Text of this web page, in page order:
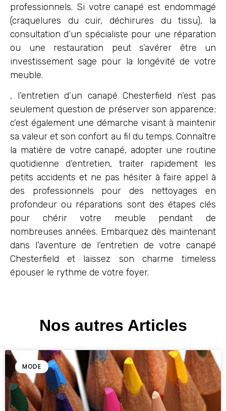
professionnels. Si votre canapé est endommagé
(craquelures du cuir, déchirures du tissu), la
consultation d’un spécialiste pour une réparation
ou une restauration peut s’avérer être un
investissement sage pour la longévité de votre
meuble.
, l’entretien d’un canapé Chesterfield n’est pas
seulement question de préserver son apparence;
c’est également une démarche visant à maintenir
sa valeur et son confort au fil du temps. Connaître
la matière de votre canapé, adopter une routine
quotidienne d’entretien, traiter rapidement les
petits accidents et ne pas hésiter à faire appel à
des professionnels pour des nettoyages en
profondeur ou réparations sont des étapes clés
pour chérir votre meuble pendant de
nombreuses années. Embarquez dès maintenant
dans l’aventure de l’entretien de votre canapé
Chesterfield et laissez son charme timeless
épouser le rythme de votre foyer.
Nos autres Articles
MODE